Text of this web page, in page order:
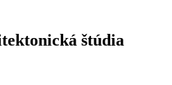
štúdia